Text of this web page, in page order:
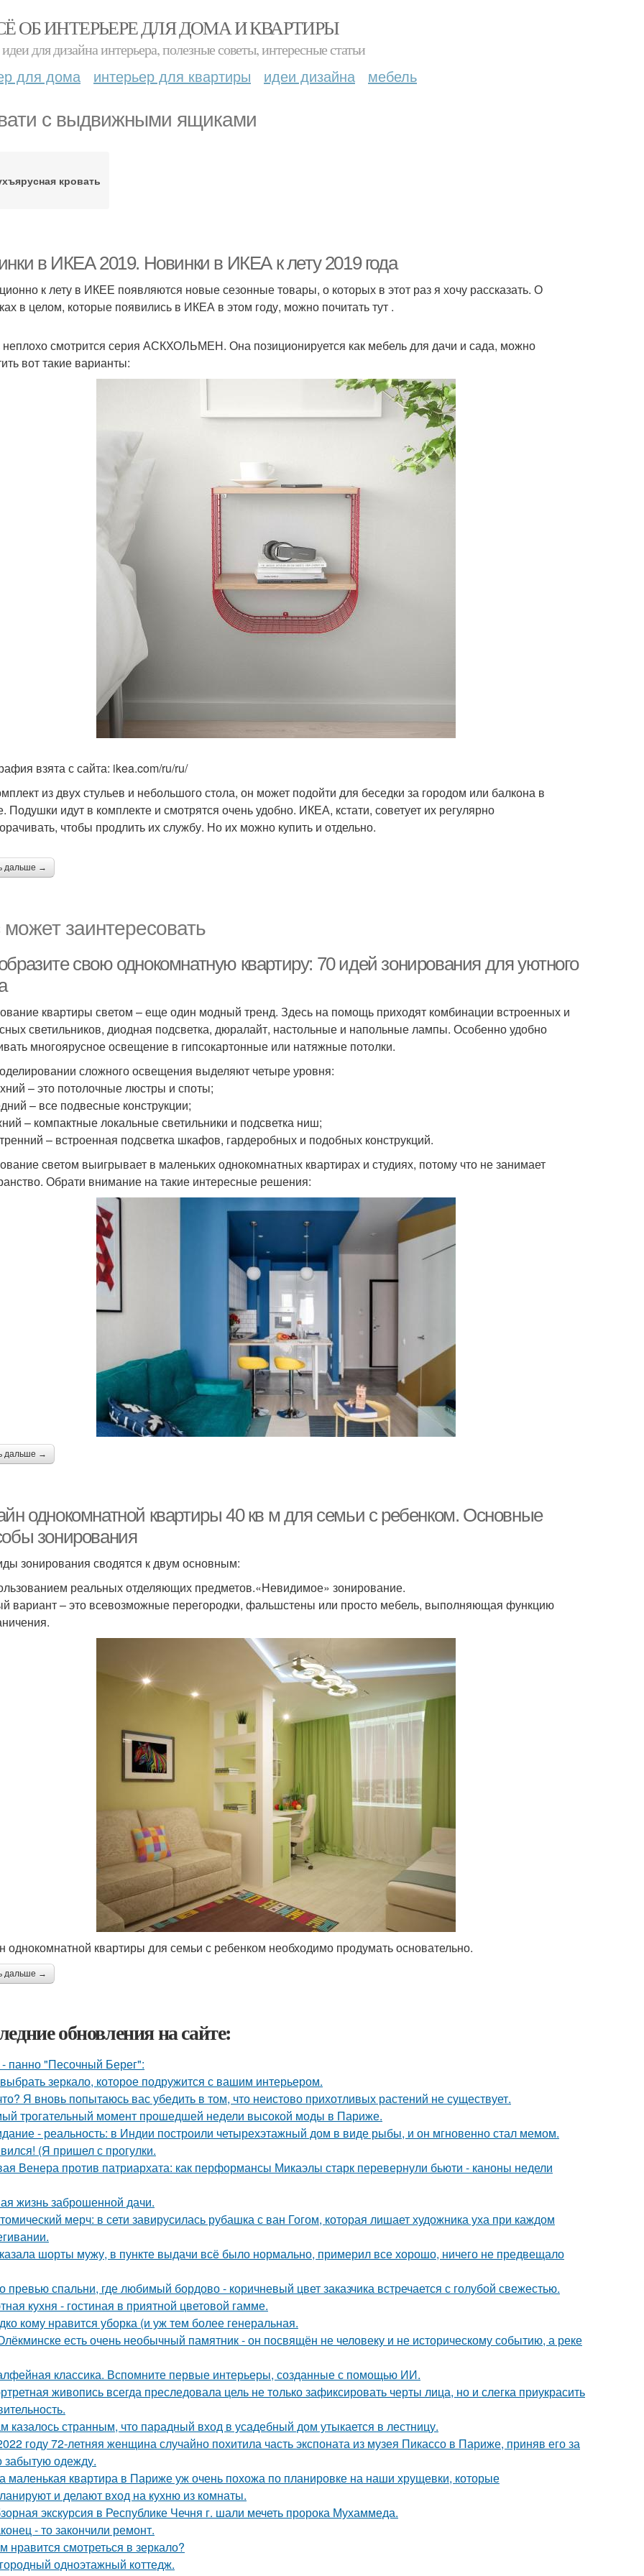
ОБ ИНТЕРЬЕРЕ ДЛЯ ДОМА И КВАРТИРЫ
для дизайна интерьера, полезные советы, интересные статьи
для дома интерьер для квартиры идеи дизайна мебель
с выдвижными ящиками
кровать
в ИКЕА 2019. Новинки в ИКЕА к лету 2019 года
к лету в ИКЕЕ появляются новые сезонные товары, о которых в этот раз я хочу рассказать. О
в целом, которые появились в ИКЕА в этом году, можно почитать тут .
смотрится серия АСКХОЛЬМЕН. Она позиционируется как мебель для дачи и сада, можно
вот такие варианты:
взята с сайта: ikea.com/ru/ru/
из двух стульев и небольшого стола, он может подойти для беседки за городом или балкона в
Подушки идут в комплекте и смотрятся очень удобно. ИКЕА, кстати, советует их регулярно
чтобы продлить их службу. Но их можно купить и отдельно.
дальше →
заинтересовать
свою однокомнатную квартиру: 70 идей зонирования для уютного
квартиры светом – еще один модный тренд. Здесь на помощь приходят комбинации встроенных и
светильников, диодная подсветка, дюралайт, настольные и напольные лампы. Особенно удобно
многоярусное освещение в гипсокартонные или натяжные потолки.
сложного освещения выделяют четыре уровня:
– это потолочные люстры и споты;
– все подвесные конструкции;
– компактные локальные светильники и подсветка ниш;
– встроенная подсветка шкафов, гардеробных и подобных конструкций.
светом выигрывает в маленьких однокомнатных квартирах и студиях, потому что не занимает
Обрати внимание на такие интересные решения:
дальше →
однокомнатной квартиры 40 кв м для семьи с ребенком. Основные
зонирования
зонирования сводятся к двум основным:
реальных отделяющих предметов.«Невидимое» зонирование.
вариант – это всевозможные перегородки, фальшстены или просто мебель, выполняющая функцию
однокомнатной квартиры для семьи с ребенком необходимо продумать основательно.
дальше →
обновления на сайте:
панно "Песочный Берег":
зеркало, которое подружится с вашим интерьером.
Я вновь попытаюсь вас убедить в том, что неистово прихотливых растений не существует.
трогательный момент прошедшей недели высокой моды в Париже.
- реальность: в Индии построили четырехэтажный дом в виде рыбы, и он мгновенно стал мемом.
(Я пришел с прогулки.
Венера против патриархата: как перформансы Микаэлы старк перевернули бьюти - каноны недели
жизнь заброшенной дачи.
мерч: в сети завирусилась рубашка с ван Гогом, которая лишает художника уха при каждом
шорты мужу, в пункте выдачи всё было нормально, примерил все хорошо, ничего не предвещало
превью спальни, где любимый бордово - коричневый цвет заказчика встречается с голубой свежестью.
кухня - гостиная в приятной цветовой гамме.
кому нравится уборка (и уж тем более генеральная.
есть очень необычный памятник - он посвящён не человеку и не историческому событию, а реке
классика. Вспомните первые интерьеры, созданные с помощью ИИ.
живопись всегда преследовала цель не только зафиксировать черты лица, но и слегка приукрасить
казалось странным, что парадный вход в усадебный дом утыкается в лестницу.
году 72-летняя женщина случайно похитила часть экспоната из музея Пикассо в Париже, приняв его за
забытую одежду.
маленькая квартира в Париже уж очень похожа по планировке на наши хрущевки, которые
и делают вход на кухню из комнаты.
экскурсия в Республике Чечня г. шали мечеть пророка Мухаммеда.
- то закончили ремонт.
нравится смотреться в зеркало?
одноэтажный коттедж.